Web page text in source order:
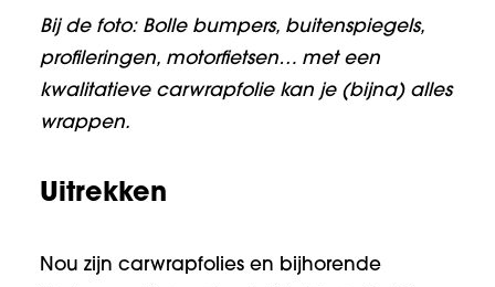
Bij de foto: Bolle bumpers, buitenspiegels,
profileringen, motorfietsen… met een
kwalitatieve carwrapfolie kan je (bijna) alles
wrappen.
Uitrekken
Nou zijn carwrapfolies en bijhorende